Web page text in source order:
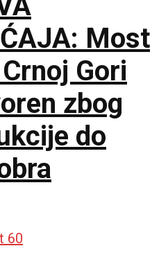
Most
Gori
zbog
do
60